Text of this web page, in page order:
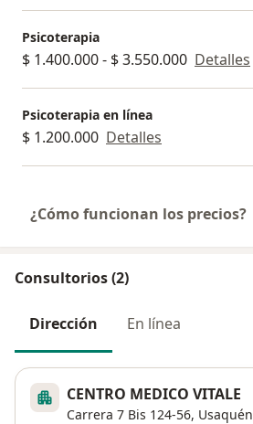
Psicoterapia
$ 1.400.000 - $ 3.550.000 Detalles
Psicoterapia en línea
$ 1.200.000 Detalles
¿Cómo funcionan los precios?
Consultorios (2)
Dirección En línea
CENTRO MEDICO VITALE
Carrera 7 Bis 124-56, Usaquén